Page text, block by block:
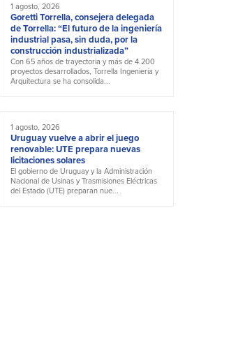
1 agosto, 2026
Goretti Torrella, consejera delegada
de Torrella: “El futuro de la ingeniería
industrial pasa, sin duda, por la
construcción industrializada”
Con 65 años de trayectoria y más de 4.200
proyectos desarrollados, Torrella Ingeniería y
Arquitectura se ha consolida...
1 agosto, 2026
Uruguay vuelve a abrir el juego
renovable: UTE prepara nuevas
licitaciones solares
El gobierno de Uruguay y la Administración
Nacional de Usinas y Trasmisiones Eléctricas
del Estado (UTE) preparan nue...